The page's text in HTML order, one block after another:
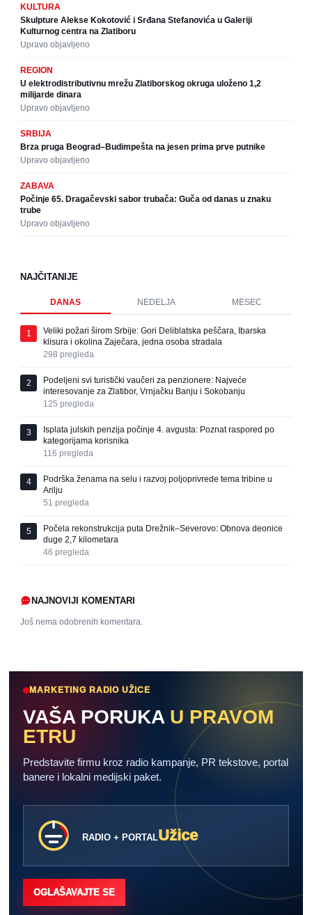
KULTURA
Skulpture Alekse Kokotović i Srđana Stefanovića u Galeriji
Kulturnog centra na Zlatiboru
Upravo objavljeno
REGION
U elektrodistributivnu mrežu Zlatiborskog okruga uloženo 1,2
milijarde dinara
Upravo objavljeno
SRBIJA
Brza pruga Beograd–Budimpešta na jesen prima prve putnike
Upravo objavljeno
ZABAVA
Počinje 65. Dragačevski sabor trubača: Guča od danas u znaku
trube
Upravo objavljeno
NAJČITANIJE
DANAS NEDELJA MESEC
1
Veliki požari širom Srbije: Gori Deliblatska peščara, Ibarska
klisura i okolina Zaječara, jedna osoba stradala
298 pregleda
2
Podeljeni svi turistički vaučeri za penzionere: Najveće
interesovanje za Zlatibor, Vrnjačku Banju i Sokobanju
125 pregleda
3
Isplata julskih penzija počinje 4. avgusta: Poznat raspored po
kategorijama korisnika
116 pregleda
4
Podrška ženama na selu i razvoj poljoprivrede tema tribine u
Arilju
51 pregleda
5
Počela rekonstrukcija puta Drežnik–Severovo: Obnova deonice
duge 2,7 kilometara
46 pregleda
NAJNOVIJI KOMENTARI
Još nema odobrenih komentara.
MARKETING RADIO UŽICE
VAŠA PORUKA U PRAVOM
ETRU
Predstavite firmu kroz radio kampanje, PR tekstove, portal
banere i lokalni medijski paket.
RADIO + PORTALUžice
OGLAŠAVAJTE SE